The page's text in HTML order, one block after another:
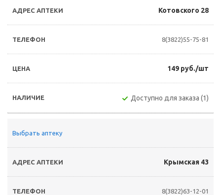
Котовского 28
8(3822)55-75-81
149 руб./шт
Доступно для заказа (1)
Выбрать аптеку
Крымская 43
8(3822)63-12-01